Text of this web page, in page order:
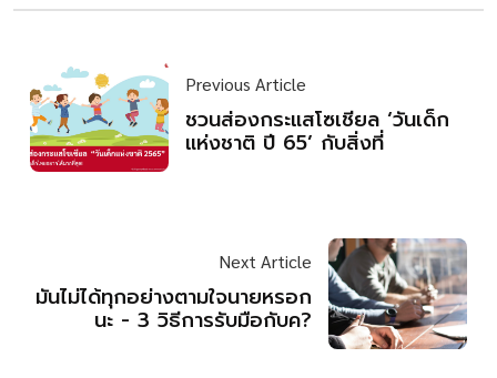
Previous Article
ชวนส่องกระแสโซเชียล ‘วันเด็ก
แห่งชาติ ปี 65’ กับสิ่งที่
Next Article
มันไม่ได้ทุกอย่างตามใจนายหรอก
นะ - 3 วิธีการรับมือกับค?